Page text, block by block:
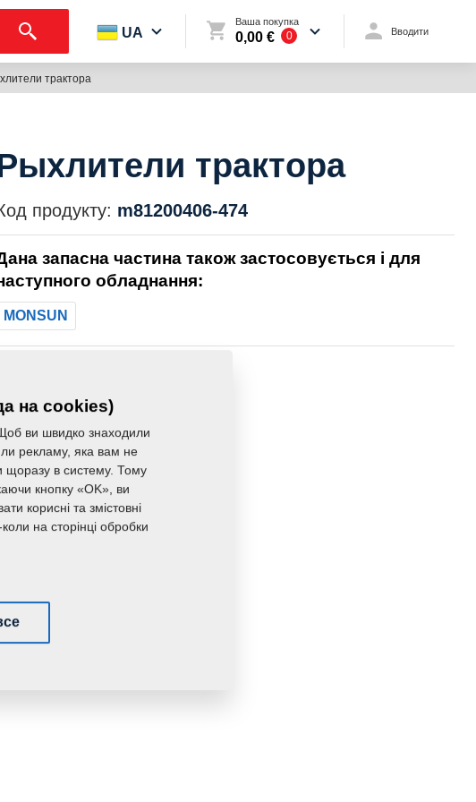
UA
Ваша покупка
0,00 € 0 Вводити
трактора
трактора
продукту: m81200406-474
запасна частина також застосовується і для
обладнання:
MONSUN
на cookies)
ви швидко знаходили
рекламу, яка вам не
щоразу в систему. Тому
кнопку «OK», ви
корисні та змістовні
на сторінці обробки